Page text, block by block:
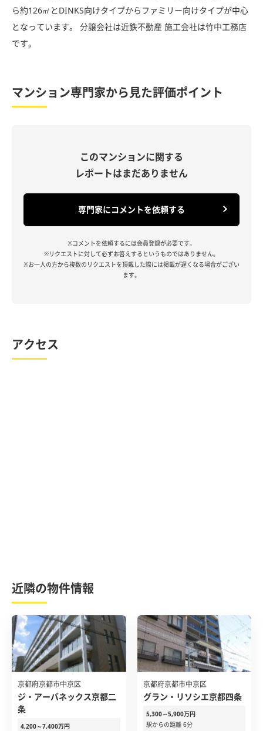
ら約126㎡とDINKS向けタイプからファミリー向けタイプが中心
となっています。 分譲会社は近鉄不動産 施工会社は竹中工務店
です。
マンション専門家から見た評価ポイント
このマンションに関する
レポートはまだありません
専門家にコメントを依頼する
※コメントを依頼するには会員登録が必要です。
※リクエストに対して必ずお答えするというものではありません。
※お一人の方から複数のリクエストを頂戴した際には掲載が遅くなる場合がござい
ます。
アクセス
近隣の物件情報
京都府京都市中京区
ジ・アーバネックス京都二
条
4,200～7,400万円
京都府京都市中京区
グラン・リソシエ京都四条
5,300～5,900万円
駅からの距離 6分